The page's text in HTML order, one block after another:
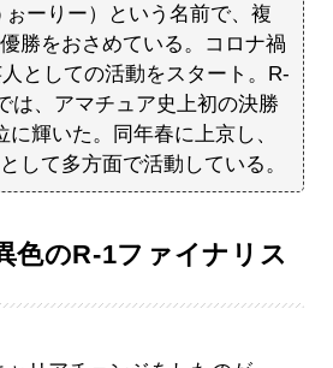
ぉーりー）という名前で、複
勝をおさめている。コロナ禍
としての活動をスタート。R-
は、アマチュア史上初の決勝
輝いた。同年春に上京し、
して多方面で活動している。
のR-1ファイナリス